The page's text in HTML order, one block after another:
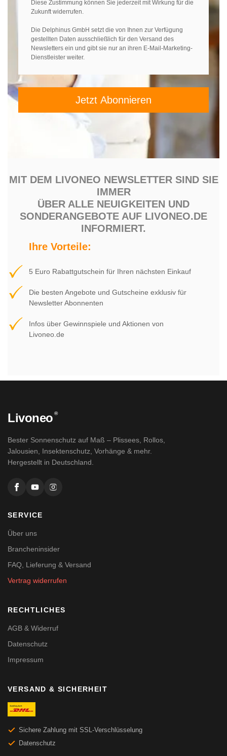
Diese Zustimmung können Sie jederzeit mit Wirkung für die
Zukunft widerrufen.
Die Delphinus GmbH setzt die von Ihnen zur Verfügung
gestellten Daten ausschließlich für den Versand des
Newsletters ein und gibt sie nur an ihren E-Mail-Marketing-
Dienstleister weiter.
MIT DEM LIVONEO NEWSLETTER SIND SIE
IMMER
ÜBER ALLE NEUIGKEITEN UND
SONDERANGEBOTE AUF LIVONEO.DE
INFORMIERT.
Ihre Vorteile:
5 Euro Rabattgutschein für Ihren nächsten Einkauf
Die besten Angebote und Gutscheine exklusiv für
Newsletter Abonnenten
Infos über Gewinnspiele und Aktionen von
Livoneo.de
Livoneo ®
Bester Sonnenschutz auf Maß – Plissees, Rollos,
Jalousien, Insektenschutz, Vorhänge & mehr.
Hergestellt in Deutschland.
SERVICE
Über uns
Brancheninsider
FAQ, Lieferung & Versand
Vertrag widerrufen
RECHTLICHES
AGB & Widerruf
Datenschutz
Impressum
VERSAND & SICHERHEIT
Sichere Zahlung mit SSL-Verschlüsselung
Datenschutz